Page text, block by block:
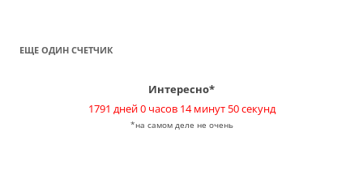
ЕЩЕ ОДИН СЧЕТЧИК
Интересно*
1791 дней 0 часов 14 минут 50 секунд
*на самом деле не очень